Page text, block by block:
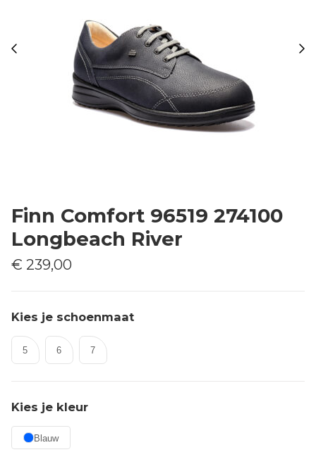
Finn Comfort 96519 274100
Longbeach River
€ 239,00
Kies je schoenmaat
5 6 7
Kies je kleur
Blauw